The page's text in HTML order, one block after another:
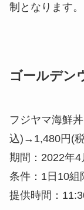
制となります。
ゴールデン
フジヤマ海鮮
込)→1,480円(
期間：2022年
条件：1日10組
提供時間：